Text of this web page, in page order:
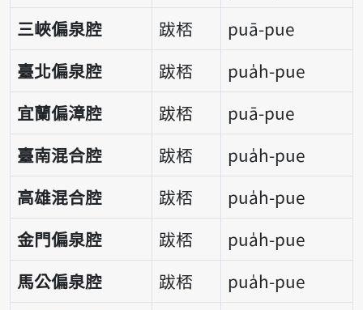
三峽偏泉腔
跋桮
puā-pue
臺北偏泉腔
跋桮
pua̍h-pue
宜蘭偏漳腔
跋桮
puā-pue
臺南混合腔
跋桮
pua̍h-pue
高雄混合腔
跋桮
pua̍h-pue
金門偏泉腔
跋桮
pua̍h-pue
馬公偏泉腔
跋桮
pua̍h-pue